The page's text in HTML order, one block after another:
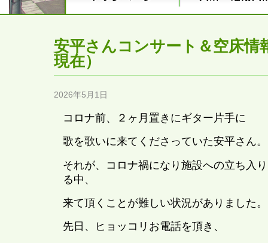
安平さんコンサート＆空床情
現在）
2026年5月1日
コロナ前、２ヶ月置きにギター片手に
歌を歌いに来てくださっていた安平さん。
それが、コロナ禍になり施設への立ち入
る中、
来て頂くことが難しい状況がありました。
先日、ヒョッコリお電話を頂き、